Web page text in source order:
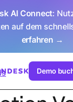
AI Connect:
auf dem
erfahren →
Demo